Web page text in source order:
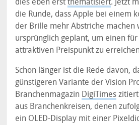
die Runde, dass Apple bei einem
der Brille mehr Abstriche machen
ursprünglich geplant, um einen
attraktiven Preispunkt zu
Schon länger ist die Rede davon,
günstigeren Variante der Vision
Branchenmagazin DigiTimes
aus Branchenkreisen, denen
ein OLED-Display mit einer